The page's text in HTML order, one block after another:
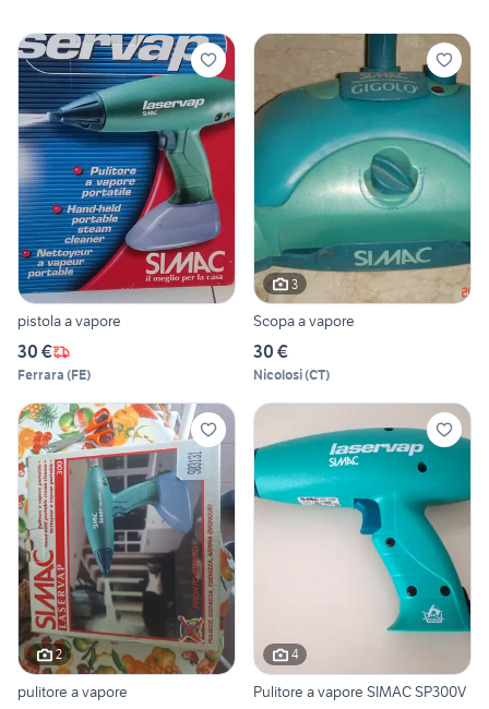
pistola a vapore
30 €
Ferrara (FE)
3
Scopa a vapore
30 €
Nicolosi(CT)
2
pulitore a vapore
4
Pulitore a vapore SIMAC SP300V